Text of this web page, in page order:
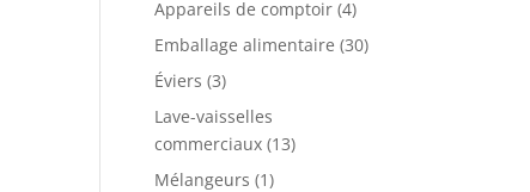
Appareils de comptoir (4)
Emballage alimentaire (30)
Éviers (3)
Lave-vaisselles
commerciaux (13)
Mélangeurs (1)